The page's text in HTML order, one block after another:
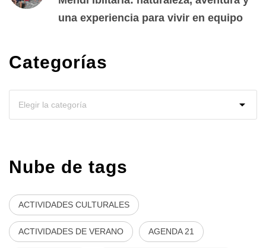
una experiencia para vivir en equipo
Categorías
Nube de tags
ACTIVIDADES CULTURALES
ACTIVIDADES DE VERANO AGENDA 21